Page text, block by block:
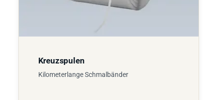
Kreuzspulen
Kilometerlange Schmalbänder